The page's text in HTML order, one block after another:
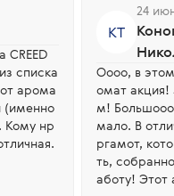
списка
арома
(именно
Кому нр
КТ
24
Оооо, в
омат акция!
м!
мало. В
ргамот,
ть,
аботу! Этот